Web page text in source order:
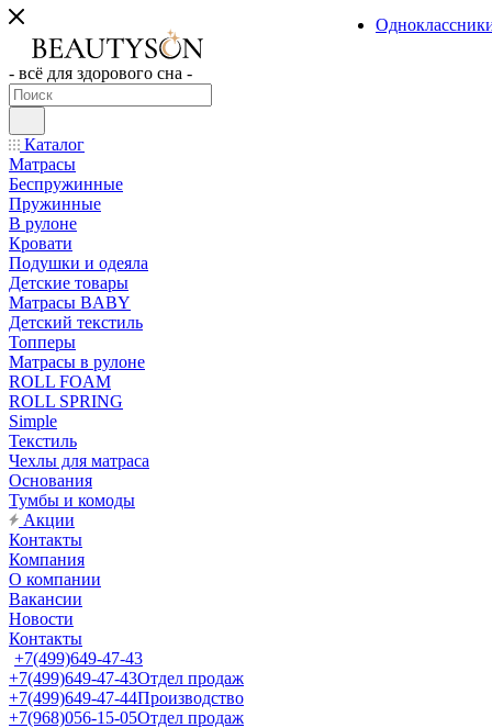
- всё для здорового сна -
Каталог
Матрасы
Беспружинные
Пружинные
В рулоне
Кровати
Подушки и одеяла
Детские товары
Матрасы BABY
Детский текстиль
Топперы
Матрасы в рулоне
ROLL FOAM
ROLL SPRING
Simple
Текстиль
Чехлы для матраса
Основания
Тумбы и комоды
Акции
Контакты
Компания
О компании
Вакансии
Новости
Контакты
+7(499)649-47-43
+7(499)649-47-43Отдел продаж
+7(499)649-47-44Производство
+7(968)056-15-05Отдел продаж